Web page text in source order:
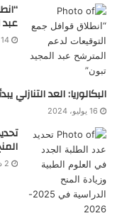
عبد
14 يوليو، 2024
البكالوريا: العد التنازلي
16 يوليو، 2024
2 ديسمبر، 2024